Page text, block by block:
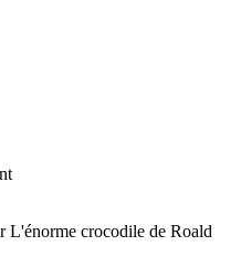
L'énorme crocodile de Roald